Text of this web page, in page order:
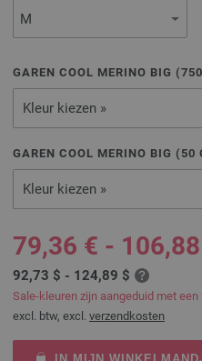
GAREN COOL MERINO BIG (750
Kleur kiezen »
GAREN COOL MERINO BIG ( 50
Kleur kiezen »
79,36 € -
92,73 $ - 124,89 $
Sale-kleuren zijn aangeduid met een
excl. btw, excl. verzendkosten